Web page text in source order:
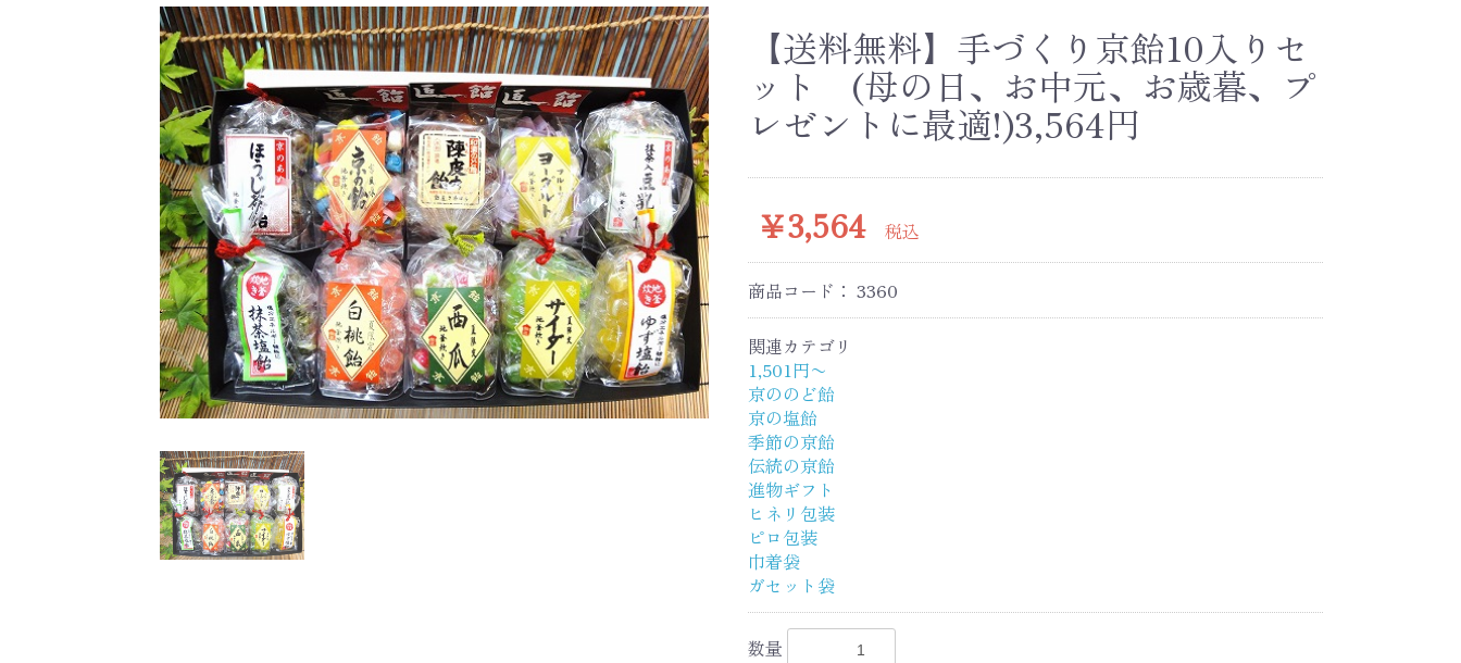
【送料無料】手づくり京飴10入りセ
ット (母の日、お中元、お歳暮、プ
レゼントに最適!)3,564円
￥3,564 税込
商品コード： 3360
関連カテゴリ
1,501円〜
京ののど飴
京の塩飴
季節の京飴
伝統の京飴
進物ギフト
ヒネリ包装
ピロ包装
巾着袋
ガセット袋
数量